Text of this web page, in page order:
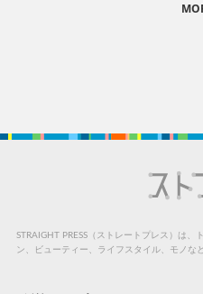
STRAIGHT PRESS（ストレートプレス）は、
ン、ビューティー、ライフスタイル、モノな